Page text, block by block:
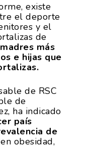
existe
el deporte
y el
de
más
e hijas que
de RSC
de
ha indicado
país
de
obesidad,